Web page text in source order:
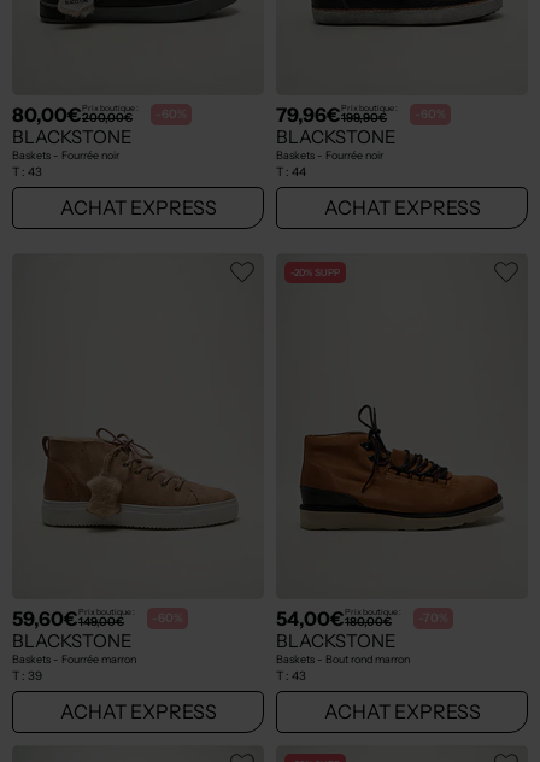
80,00€Prix boutique :
200,00€ -60%
BLACKSTONE
Baskets - Fourrée noir
T : 43
ACHAT EXPRESS
79,96€Prix boutique :
199,90€ -60%
BLACKSTONE
Baskets - Fourrée noir
T : 44
ACHAT EXPRESS
59,60€Prix boutique :
149,00€ -60%
BLACKSTONE
Baskets - Fourrée marron
T : 39
ACHAT EXPRESS
-20% SUPP
54,00€Prix boutique :
180,00€ -70%
BLACKSTONE
Baskets - Bout rond marron
T : 43
ACHAT EXPRESS